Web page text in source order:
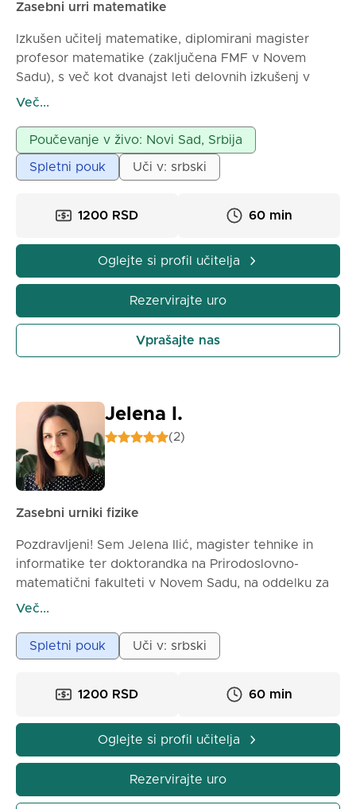
Zasebni urri matematike
Izkušen učitelj matematike, diplomirani magister
profesor matematike (zaključena FMF v Novem
Sadu), s več kot dvanajst leti delovnih izkušenj v
osnovnih in srednjih šolah, pa tudi s poučevanjem
osnovnošolce, srednješolce in študente.
Potrpežljivost in vztrajnost pri delu z učenci sta
glavni značilnosti mojega dela.
Več...
Poučevanje v živo: Novi Sad, Srbija
Spletni pouk Uči v: srbski
1200 RSD 60 min
Oglejte si profil učitelja
Rezervirajte uro
Vprašajte nas
Jelena I.
(2)
Zasebni urniki fizike
Pozdravljeni! Sem Jelena Ilić, magister tehnike in
informatike ter doktorandka na Prirodoslovno-
matematični fakulteti v Novem Sadu, na oddelku za
matematiko in informatiko.
Mnogi učenci pravijo, da je fizika težka in se zdi kot
strah. Vendar je fizika povsod okoli nas – v naravi,
enkrat razumeš na pravi način, boš ugotovil, da ni
Na mojih urah fizike:
✨ Razlagam gradivo jasno, skozi primere iz življenja,
Več...
Spletni pouk Uči v: srbski
1200 RSD 60 min
Oglejte si profil učitelja
Rezervirajte uro